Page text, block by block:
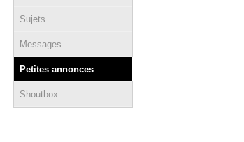
Sujets
Messages
Petites annonces
Shoutbox